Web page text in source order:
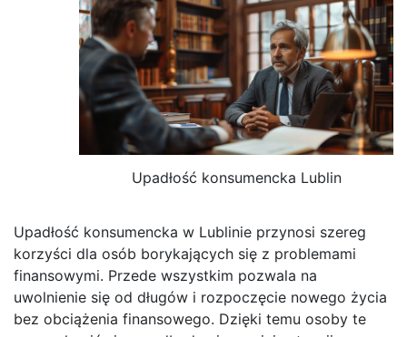
Upadłość konsumencka Lublin
Upadłość konsumencka w Lublinie przynosi szereg
korzyści dla osób borykających się z problemami
finansowymi. Przede wszystkim pozwala na
uwolnienie się od długów i rozpoczęcie nowego życia
bez obciążenia finansowego. Dzięki temu osoby te